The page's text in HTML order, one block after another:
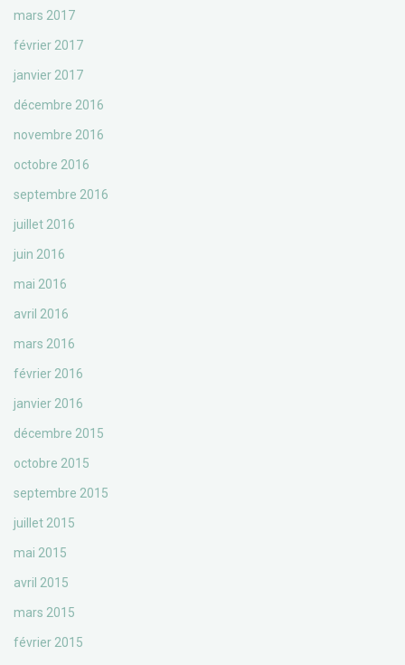
mars 2017
février 2017
janvier 2017
décembre 2016
novembre 2016
octobre 2016
septembre 2016
juillet 2016
juin 2016
mai 2016
avril 2016
mars 2016
février 2016
janvier 2016
décembre 2015
octobre 2015
septembre 2015
juillet 2015
mai 2015
avril 2015
mars 2015
février 2015